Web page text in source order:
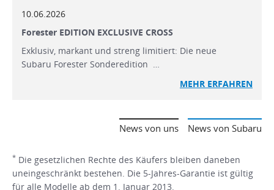
10.06.2026
Forester EDITION EXCLUSIVE CROSS
Exklusiv, markant und streng limitiert: Die neue
Subaru Forester Sonderedition …
MEHR ERFAHREN
News von Subaru
News von uns
* Die gesetzlichen Rechte des Käufers bleiben daneben
uneingeschränkt bestehen. Die 5-Jahres-Garantie ist gültig
für alle Modelle ab dem 1. Januar 2013.